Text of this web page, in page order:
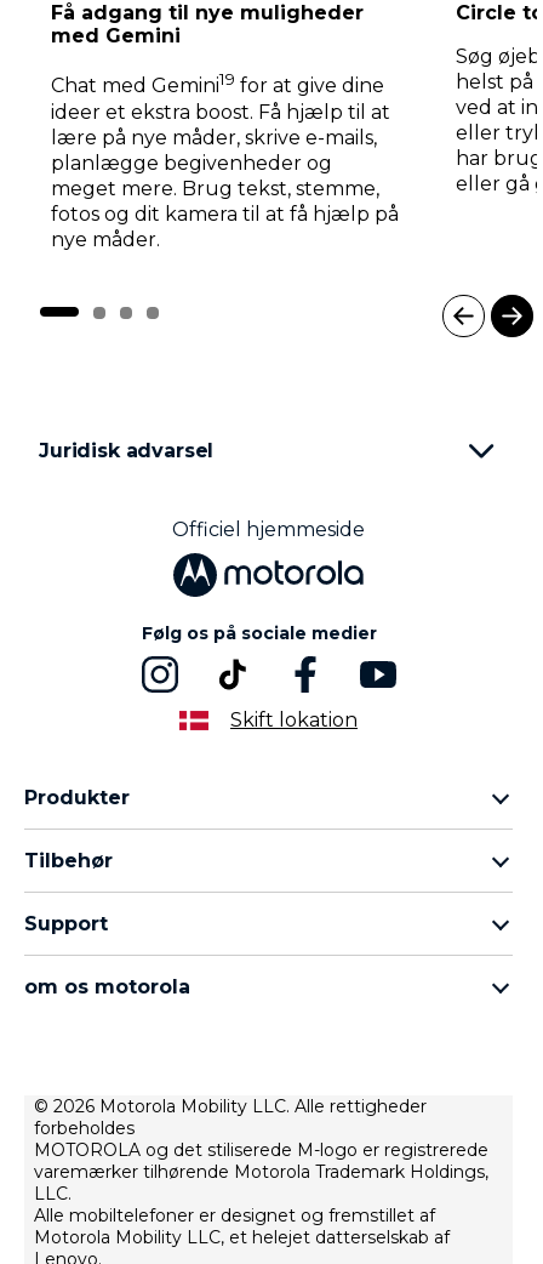
Få adgang til nye muligheder
med Gemini
Chat med Gemini19 for at give dine
ideer et ekstra boost. Få hjælp til at
lære på nye måder, skrive e-mails,
planlægge begivenheder og
meget mere. Brug tekst, stemme,
fotos og dit kamera til at få hjælp på
nye måder.
Circle
Søg
helst på
ved at
eller
har
eller gå
Juridisk advarsel
Officiel hjemmeside
Følg os på sociale medier
Skift lokation
Produkter
Moto G-familien
thinkphone by motorola
Tilbehør
Support
Reparationstilstand
Gendannelse og smart assistent
om os motorola
Salgsbetingelser
Brugsbetingelser
Webbeskyttelsespolitik
Innovation
Careers
© 2026 Motorola Mobility LLC. Alle rettigheder
forbeholdes
MOTOROLA og det stiliserede M-logo er registrerede
varemærker tilhørende Motorola Trademark Holdings,
LLC.
Alle mobiltelefoner er designet og fremstillet af
Motorola Mobility LLC, et helejet datterselskab af
Lenovo.